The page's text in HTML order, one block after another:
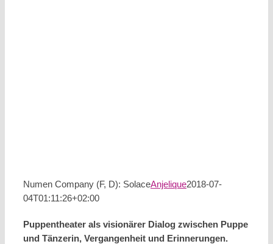
Numen Company (F, D): SolaceAnjelique2018-07-
04T01:11:26+02:00
Puppentheater als visionärer Dialog zwischen Puppe
und Tänzerin, Vergangenheit und Erinnerungen.